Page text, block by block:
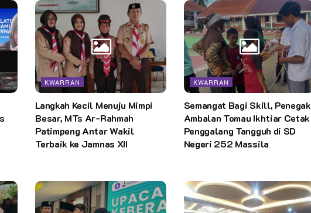
KWARRAN
Langkah Kecil Menuju Mimpi
Besar, MTs Ar-Rahmah
Patimpeng Antar Wakil
Terbaik ke Jamnas XII
KWARRAN
Semangat Bagi Skill, Penegak
Ambalan Tomau Ikhtiar Cetak
Penggalang Tangguh di SD
Negeri 252 Massila